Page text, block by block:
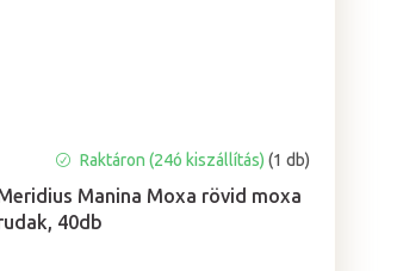
Manina Moxa rövid moxa
40db
Raktáron (24ó kiszállítás) (1 db)